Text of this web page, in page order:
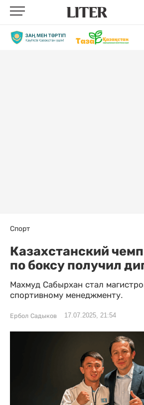
Спорт
Казахстанский
по боксу получил
Махмуд Сабырхан стал
спортивному менеджменту.
Ербол Садыков 17.07.2025, 21:54